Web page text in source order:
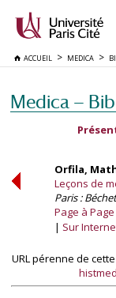
ACCUEIL MEDICA
Medica —
Orfila,
Leçons de
Paris :
Page à Page
Sur
URL pérenne de